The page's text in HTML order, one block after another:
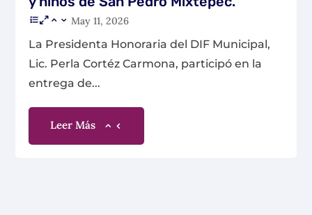
May 11, 2026
La Presidenta Honoraria del DIF Municipal,
Lic. Perla Cortéz Carmona, participó en la
entrega de...
Leer Más